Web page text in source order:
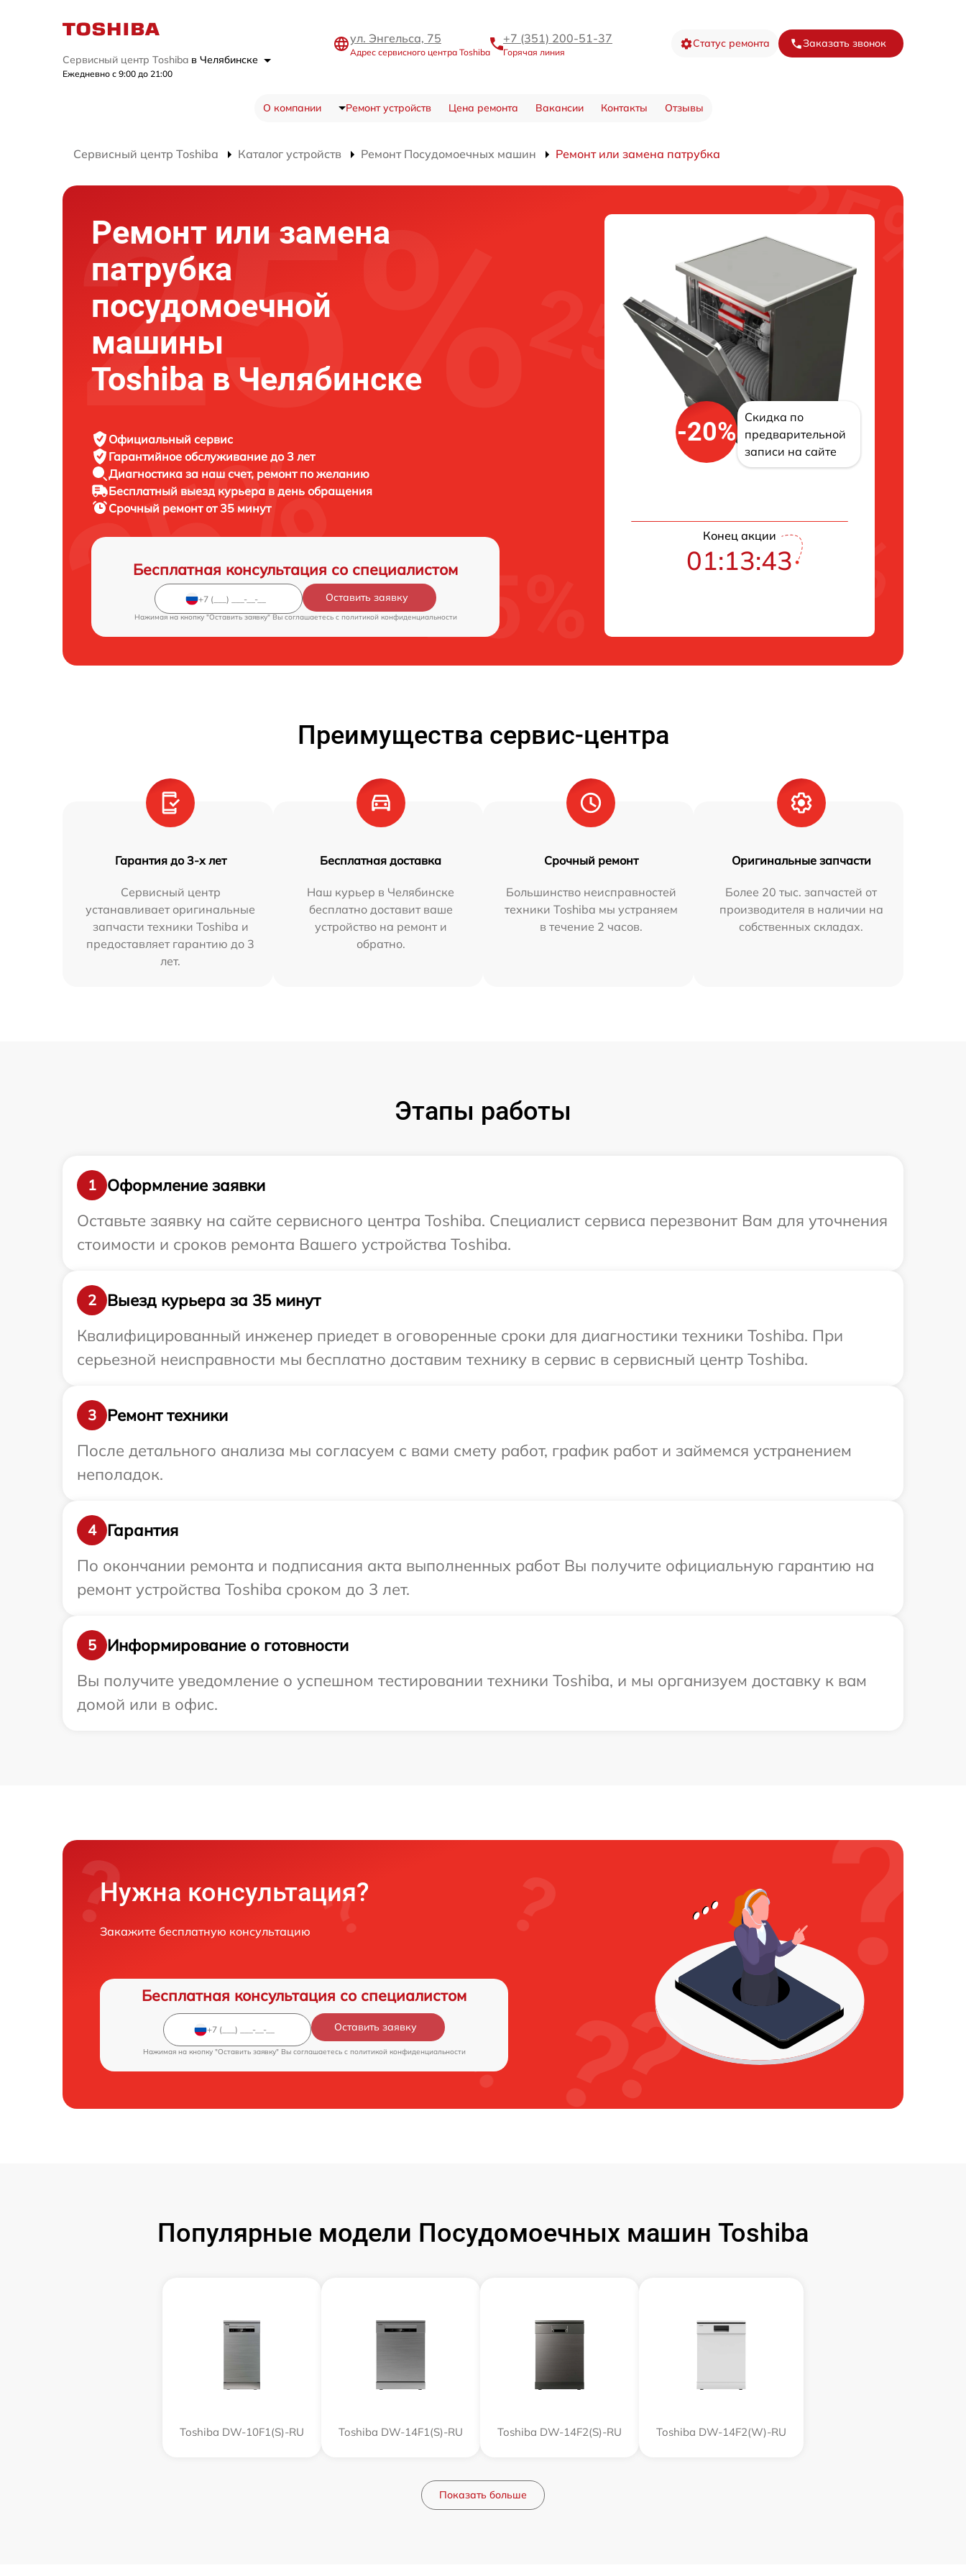
Сервисный центр Toshiba в Челябинске
Ежедневно с 9:00 до 21:00
ул. Энгельса, 75
Адрес сервисного центра Toshiba
+7 (351) 200-51-37
Горячая линия
Статус ремонта Заказать звонок
О компании Ремонт устройств Цена ремонта Вакансии Контакты Отзывы
Сервисный центр Toshiba Каталог устройств Ремонт Посудомоечных машин Ремонт или замена патрубка
Ремонт или замена
патрубка
посудомоечной
машины
Toshiba в Челябинске
Официальный сервис
Гарантийное обслуживание до 3 лет
Диагностика за наш счет, ремонт по желанию
Бесплатный выезд курьера в день обращения
Срочный ремонтот 35 минут
Бесплатная консультация со специалистом
Оставить заявку
Нажимая на кнопку "Оставить заявку" Вы соглашаетесь c политикой конфиденциальности
-20%
Скидка по
предварительной
записи на сайте
Конец акции
01:13:42
Преимущества сервис-центра
Гарантия до 3-х лет
Сервисный центр
устанавливает оригинальные
запчасти техники Toshiba и
предоставляет гарантию до 3
лет.
Бесплатная доставка
Наш курьер в Челябинске
бесплатно доставит ваше
устройство на ремонт и
обратно.
Срочный ремонт
Большинство неисправностей
техники Toshiba мы устраняем
в течение 2 часов.
Оригинальные запчасти
Более 20 тыс. запчастей от
производителя в наличии на
собственных складах.
Этапы работы
1
Оформление заявки
Оставьте заявку на сайте сервисного центра Toshiba. Специалист сервиса перезвонит Вам для уточнения
стоимости и сроков ремонта Вашего устройства Toshiba.
2
Выезд курьера за 35 минут
Квалифицированный инженер приедет в оговоренные сроки для диагностики техники Toshiba. При
серьезной неисправности мы бесплатно доставим технику в сервис в сервисный центр Toshiba.
3
Ремонт техники
После детального анализа мы согласуем с вами смету работ, график работ и займемся устранением
неполадок.
4
Гарантия
По окончании ремонта и подписания акта выполненных работ Вы получите официальную гарантию на
ремонт устройства Toshiba сроком до 3 лет.
5
Информирование о готовности
Вы получите уведомление о успешном тестировании техники Toshiba, и мы организуем доставку к вам
домой или в офис.
Нужна консультация?
Закажите бесплатную консультацию
Бесплатная консультация со специалистом
Оставить заявку
Нажимая на кнопку "Оставить заявку" Вы соглашаетесь c политикой конфиденциальности
Популярные модели Посудомоечных машин Toshiba
Toshiba DW-10F1(S)-RU Toshiba DW-14F1(S)-RU Toshiba DW-14F2(S)-RU Toshiba DW-14F2(W)-RU
Показать больше